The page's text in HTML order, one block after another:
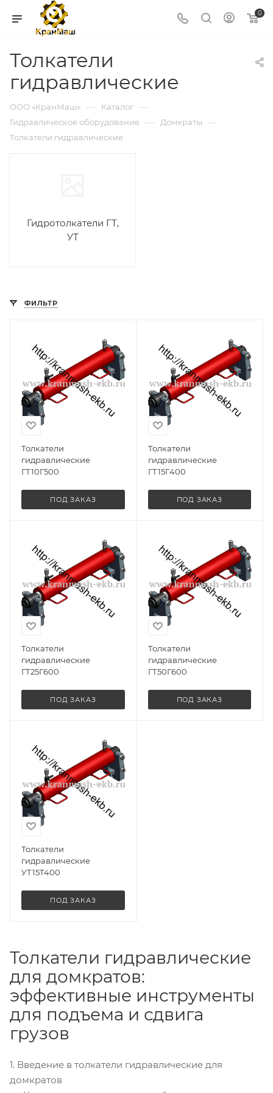
0
Толкатели
гидравлические
ООО «КранМаш» — Каталог —
Гидравлическое оборудование — Домкраты —
Толкатели гидравлические
Гидротолкатели ГТ,
УТ
ФИЛЬТР
Толкатели
гидравлические
ГТ10Г500
ПОД ЗАКАЗ
Толкатели
гидравлические
ГТ15Г400
ПОД ЗАКАЗ
Толкатели
гидравлические
ГТ25Г600
ПОД ЗАКАЗ
Толкатели
гидравлические
ГТ50Г600
ПОД ЗАКАЗ
Толкатели
гидравлические
УТ15Т400
ПОД ЗАКАЗ
Толкатели гидравлические
для домкратов:
эффективные инструменты
для подъема и сдвига
грузов
1. Введение в толкатели гидравлические для
домкратов